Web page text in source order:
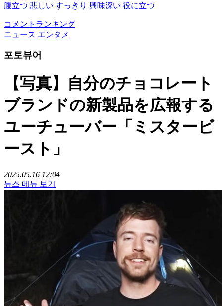
腹立つ 悲しい すっきり 興味深い 役に立つ
コメントランキング
ニュース エンタメ
포토뷰어
【写真】自分のチョコレート
ブランドの新製品を広報する
ユーチューバー「ミスタービ
ースト」
2025.05.16 12:04
뉴스 메뉴 보기